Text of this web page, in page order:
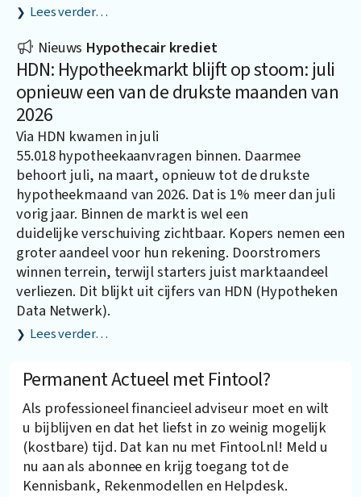
Lees verder…
Nieuws Hypothecair krediet
HDN: Hypotheekmarkt blijft op stoom: juli
opnieuw een van de drukste maanden van
2026
Via HDN kwamen in juli
55.018 hypotheekaanvragen binnen. Daarmee
behoort juli, na maart, opnieuw tot de drukste
hypotheekmaand van 2026. Dat is 1% meer dan juli
vorig jaar. Binnen de markt is wel een
duidelijke verschuiving zichtbaar. Kopers nemen een
groter aandeel voor hun rekening. Doorstromers
winnen terrein, terwijl starters juist marktaandeel
verliezen. Dit blijkt uit cijfers van HDN (Hypotheken
Data Netwerk).
Lees verder…
Permanent Actueel met Fintool?
Als professioneel financieel adviseur moet en wilt
u bijblijven en dat het liefst in zo weinig mogelijk
(kostbare) tijd. Dat kan nu met Fintool.nl! Meld u
nu aan als abonnee en krijg toegang tot de
Kennisbank, Rekenmodellen en Helpdesk.